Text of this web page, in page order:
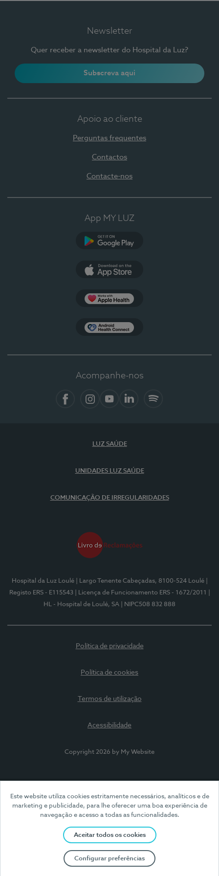
Este website utiliza cookies estritamente necessários, analíticos e de
marketing e publicidade, para lhe oferecer uma boa experiência de
navegação e acesso a todas as funcionalidades.
Aceitar todos os cookies
Configurar preferências
Newsletter
Quer receber a newsletter do Hospital da Luz?
Subscreva aqui
Apoio ao cliente
Perguntas frequentes
Contactos
Contacte-nos
App MY LUZ
Acompanhe-nos
LUZ SAÚDE
UNIDADES LUZ SAÚDE
COMUNICAÇÃO DE IRREGULARIDADES
Hospital da Luz Loulé | Largo Tenente Cabeçadas, 8100-524 Loulé
Registo ERS - E115543
| Licença de Funcionamento ERS - 1672/2011
HL - Hospital de Loulé, SA
| NIPC508 832 888
Política de privacidade
Política de cookies
Termos de utilização
Acessibilidade
Copyright 2026 by My Website